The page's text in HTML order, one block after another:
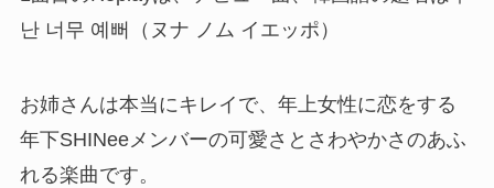
난 너무 예뻐（ヌナ ノム イエッポ）
お姉さんは本当にキレイで、年上女性に恋をする
年下SHINeeメンバーの可愛さとさわやかさのあふ
れる楽曲です。